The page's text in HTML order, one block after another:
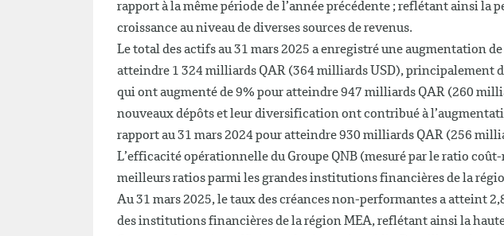
rapport à la même période de l’année précédente ; reflétant ainsi la
croissance au niveau de diverses sources de revenus.
Le total des actifs au 31 mars 2025 a enregistré une augmentation
atteindre 1 324 milliards QAR (364 milliards USD), principalement
qui ont augmenté de 9% pour atteindre 947 milliards QAR (260
nouveaux dépôts et leur diversification ont contribué à
rapport au 31 mars 2024 pour atteindre 930 milliards QAR (256
L’efficacité opérationnelle du Groupe QNB (mesuré par le ratio
meilleurs ratios parmi les grandes institutions financières de la
Au 31 mars 2025, le taux des créances non-performantes a atteint
des institutions financières de la région MEA, reflétant ainsi la